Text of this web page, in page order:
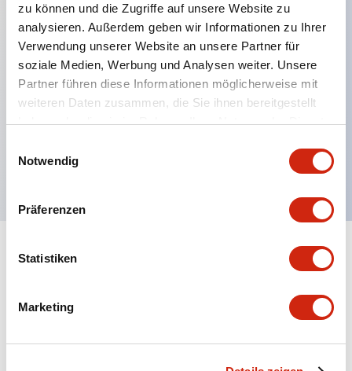
zu können und die Zugriffe auf unsere Website zu
analysieren. Außerdem geben wir Informationen zu Ihrer
Verwendung unserer Website an unsere Partner für
soziale Medien, Werbung und Analysen weiter. Unsere
Partner führen diese Informationen möglicherweise mit
weiteren Daten zusammen, die Sie ihnen bereitgestellt
haben oder die sie im Rahmen Ihrer Nutzung der Dienste
Notwendig
Präferenzen
Statistiken
Marketing
Hauptmerkmale
Mehrfachbefestigung möglich
Schutzart IP65 (IEC60529)
Dokumente und Dateien
Genehmigungen & Standards